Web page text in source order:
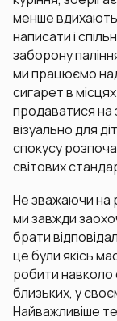
менше вдихають
написати і
заборону
ми працюємо
сигарет в
продаватися на
візуально для
спокусу
світових
Не зважаючи на
ми завжди
брати
це були якісь
робити навколо
близьких, у
Найважливіше